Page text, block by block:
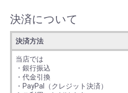
決済について
決済方法
当店では
・銀行振込
・代金引換
・PayPal（クレジット決済）